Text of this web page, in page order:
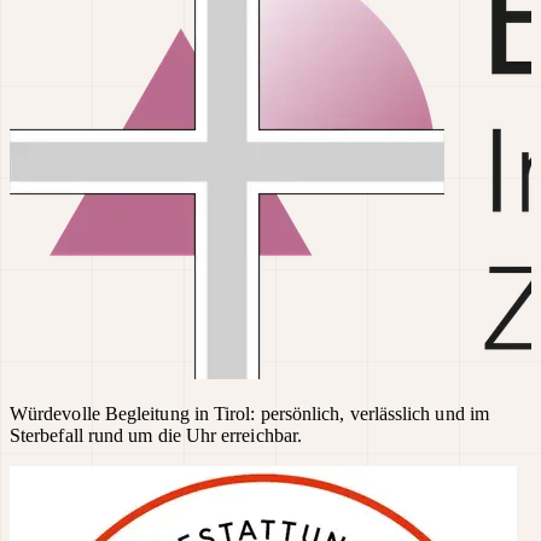
Würdevolle Begleitung in Tirol: persönlich, verlässlich und im
Sterbefall rund um die Uhr erreichbar.